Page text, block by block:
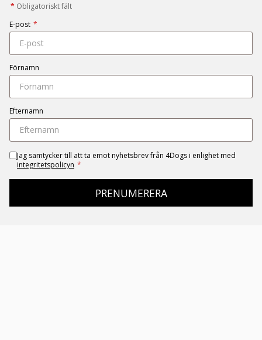
* Obligatoriskt fält
E-post *
Förnamn
Efternamn
Jag samtycker till att ta emot nyhetsbrev från 4Dogs i enlighet med
integritetspolicyn *
PRENUMERERA